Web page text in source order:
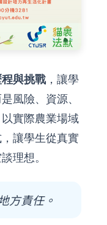
與挑戰 ，讓學
風險、資源、
實際農業場域
讓學生從真實
理想。
方責任。